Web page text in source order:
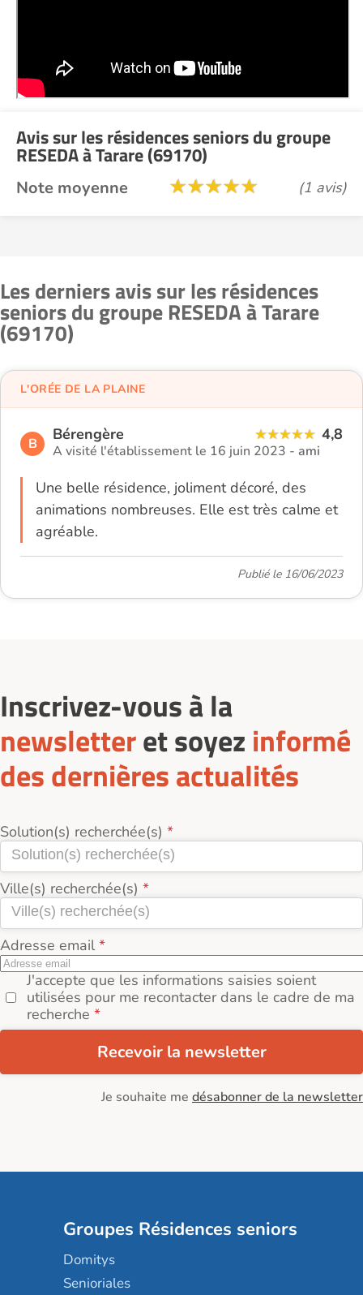
Avis sur les résidences seniors du groupe
RESEDA à Tarare (69170)
Note moyenne (1 avis)
Les derniers avis sur les résidences
seniors du groupe RESEDA à Tarare
(69170)
B
Bérengère 4,8
A visité l'établissement le 16 juin 2023 - ami
Une belle résidence, joliment décoré, des
animations nombreuses. Elle est très calme et
agréable.
L'ORÉE DE LA PLAINE
Publié le 16/06/2023
Inscrivez-vous à la
newsletteret soyez informé
des dernières actualités
Solution(s) recherchée(s)
Ville(s) recherchée(s)
Adresse email
J'accepte que les informations saisies soient
utilisées pour me recontacter dans le cadre de ma
recherche
Recevoir la newsletter
Je souhaite me désabonner de la newsletter
Groupes Résidences seniors
Domitys
Senioriales